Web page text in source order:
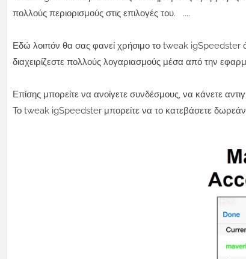
πολλούς περιορισμούς στις επιλογές του. ....
Εδώ λοιπόν θα σας φανεί χρήσιμο το tweak igSpeedster
διαχειρίζεστε πολλούς λογαριασμούς μέσα από την
Επίσης μπορείτε να ανοίγετε συνδέσμους, να κάνετε
Το tweak igSpeedster μπορείτε να το κατεβάσετε